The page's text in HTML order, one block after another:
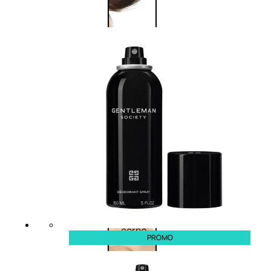
Corpo
Trattamento
Trattamento
Trattamento
anticellulite
Cofanetti
corpoPROMO